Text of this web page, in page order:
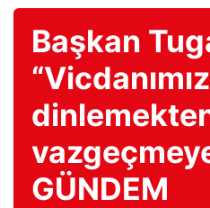
Başkan
GÜNDEM